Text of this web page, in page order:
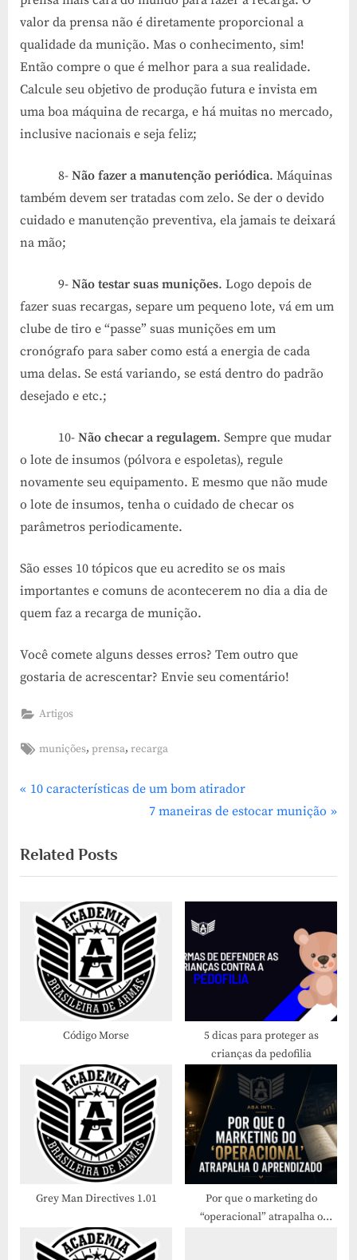
valor da prensa não é diretamente proporcional a
qualidade da munição. Mas o conhecimento, sim!
Então compre o que é melhor para a sua realidade.
Calcule seu objetivo de produção futura e invista em
uma boa máquina de recarga, e há muitas no mercado,
inclusive nacionais e seja feliz;
8- Não fazer a manutenção periódica. Máquinas
também devem ser tratadas com zelo. Se der o devido
cuidado e manutenção preventiva, ela jamais te deixará
na mão;
9- Não testar suas munições. Logo depois de
fazer suas recargas, separe um pequeno lote, vá em um
clube de tiro e “passe” suas munições em um
cronógrafo para saber como está a energia de cada
uma delas. Se está variando, se está dentro do padrão
desejado e etc.;
10- Não checar a regulagem. Sempre que mudar
o lote de insumos (pólvora e espoletas), regule
novamente seu equipamento. E mesmo que não mude
o lote de insumos, tenha o cuidado de checar os
parâmetros periodicamente.
São esses 10 tópicos que eu acredito se os mais
importantes e comuns de acontecerem no dia a dia de
quem faz a recarga de munição.
Você comete alguns desses erros? Tem outro que
gostaria de acrescentar? Envie seu comentário!
Artigos
Tags:
munições,prensa,recarga
Navegação
Post
P
v
i
u
10 características de um bom atirador
N
t
o
s
t
:
7 maneiras de estocar munição
Related Posts
Código Morse
5 dicas para proteger as
crianças da pedofilia
Grey Man Directives 1.01
Por que o marketing do
“operacional” atrapalha o